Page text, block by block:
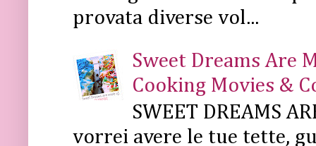
provata diverse vol...
Sweet Dreams Are
Cooking Movies &
SWEET DREAMS
vorrei avere le tue tette,